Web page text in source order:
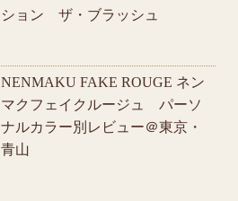
ション ザ・ブラッシュ
NENMAKU FAKE ROUGE ネン
マクフェイクルージュ パーソ
ナルカラー別レビュー＠東京・
青山